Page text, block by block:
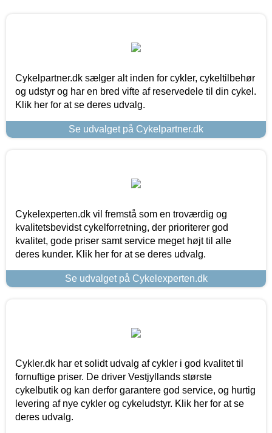
Cykelpartner.dk sælger alt inden for cykler, cykeltilbehør
og udstyr og har en bred vifte af reservedele til din cykel.
Klik her for at se deres udvalg.
Se udvalget på Cykelpartner.dk
Cykelexperten.dk vil fremstå som en troværdig og
kvalitetsbevidst cykelforretning, der prioriterer god
kvalitet, gode priser samt service meget højt til alle
deres kunder. Klik her for at se deres udvalg.
Se udvalget på Cykelexperten.dk
Cykler.dk har et solidt udvalg af cykler i god kvalitet til
fornuftige priser. De driver Vestjyllands største
cykelbutik og kan derfor garantere god service, og hurtig
levering af nye cykler og cykeludstyr. Klik her for at se
deres udvalg.